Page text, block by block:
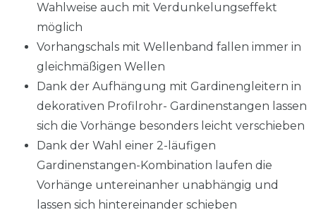
Wahlweise auch mit Verdunkelungseffekt
möglich
Vorhangschals mit Wellenband fallen immer in
gleichmäßigen Wellen
Dank der Aufhängung mit Gardinengleitern in
dekorativen Profilrohr- Gardinenstangen lassen
sich die Vorhänge besonders leicht verschieben
Dank der Wahl einer 2-läufigen
Gardinenstangen-Kombination laufen die
Vorhänge untereinanher unabhängig und
lassen sich hintereinander schieben